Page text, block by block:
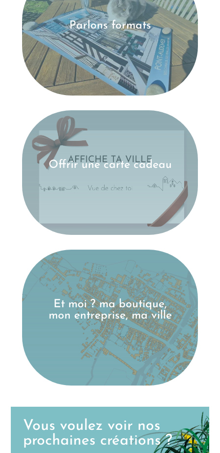
Parlons formats
Offrir une carte cadeau
Et moi ? ma boutique,
mon entreprise, ma ville
Vous voulez voir nos
prochaines créations ?